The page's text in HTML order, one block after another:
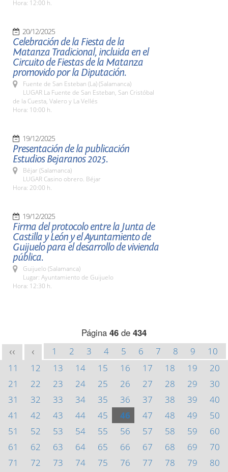
Hora: 12:00 h.
20/12/2025
Celebración de la Fiesta de la
Matanza Tradicional, incluida en el
Circuito de Fiestas de la Matanza
promovido por la Diputación.
Fuente de San Esteban (La) (Salamanca)
LUGAR La Fuente de San Esteban, San Cristóbal
de la Cuesta, Valero y La Vellés
Hora: 10:00 h.
19/12/2025
Presentación de la publicación
Estudios Bejaranos 2025.
Béjar (Salamanca)
LUGAR Casino obrero. Béjar
Hora: 20:00 h.
19/12/2025
Firma del protocolo entre la Junta de
Castilla y León y el Ayuntamiento de
Guijuelo para el desarrollo de vivienda
pública.
Guijuelo (Salamanca)
Lugar: Ayuntamiento de Guijuelo
Hora: 12:30 h.
Página 46 de 434
<< < 1 2 3 4 5 6 7 8 9
10
11
12 13 14 15 16 17 18 19
20
21
22 23 24 25 26 27 28 29
30
31
32 33 34 35 36 37 38 39
40
41
42 43 44 45 46 47 48 49
50
51
52 53 54 55 56 57 58 59
60
61
62 63 64 65 66 67 68 69
70
71
72 73 74 75 76 77 78 79
80